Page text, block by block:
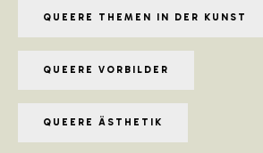
QUEERE THEMEN IN DER KUNST
QUEERE VORBILDER
QUEERE ÄSTHETIK